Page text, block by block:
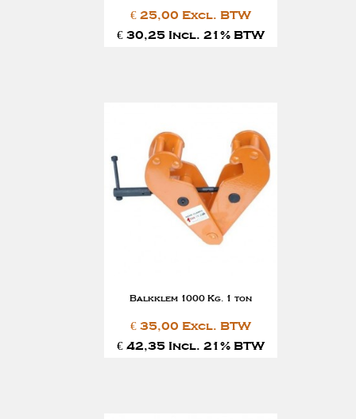
€ 25,00 Excl. BTW
€ 30,25 Incl. 21% BTW
Balkklem 1000 Kg. 1 ton
€ 35,00 Excl. BTW
€ 42,35 Incl. 21% BTW